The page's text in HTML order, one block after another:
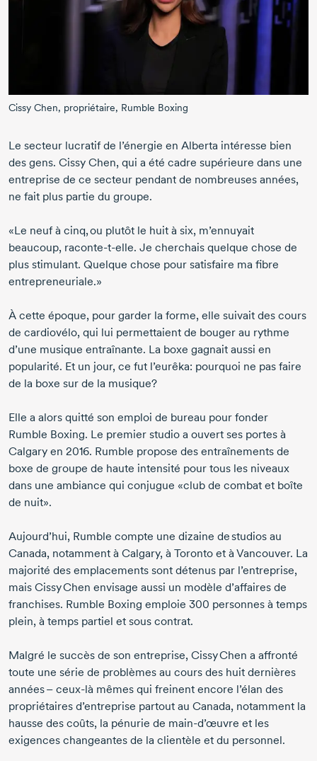
Cissy Chen, propriétaire, Rumble Boxing
Le secteur lucratif de l’énergie en Alberta intéresse bien
des gens. Cissy Chen, qui a été cadre supérieure dans une
entreprise de ce secteur pendant de nombreuses années,
ne fait plus partie du groupe.
«Le neuf à cinq, ou plutôt le huit à six, m’ennuyait
beaucoup, raconte-t-elle. Je cherchais quelque chose de
plus stimulant. Quelque chose pour satisfaire ma fibre
entrepreneuriale.»
À cette époque, pour garder la forme, elle suivait des cours
de cardiovélo, qui lui permettaient de bouger au rythme
d’une musique entraînante. La boxe gagnait aussi en
popularité. Et un jour, ce fut l’eurêka: pourquoi ne pas faire
de la boxe sur de la musique?
Elle a alors quitté son emploi de bureau pour fonder
Rumble Boxing. Le premier studio a ouvert ses portes à
Calgary en 2016. Rumble propose des entraînements de
boxe de groupe de haute intensité pour tous les niveaux
dans une ambiance qui conjugue «club de combat et boîte
de nuit».
Aujourd’hui, Rumble compte une dizaine de studios au
Canada, notamment à Calgary, à Toronto et à Vancouver. La
majorité des emplacements sont détenus par l’entreprise,
mais Cissy Chen envisage aussi un modèle d’affaires de
franchises. Rumble Boxing emploie 300 personnes à temps
plein, à temps partiel et sous contrat.
Malgré le succès de son entreprise, Cissy Chen a affronté
toute une série de problèmes au cours des huit dernières
années – ceux-là mêmes qui freinent encore l’élan des
propriétaires d’entreprise partout au Canada, notamment la
hausse des coûts, la pénurie de main-d’œuvre et les
exigences changeantes de la clientèle et du personnel.